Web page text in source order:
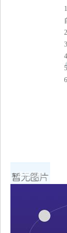
课程流程